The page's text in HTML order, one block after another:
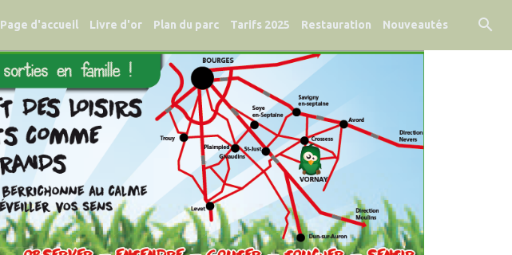
Page d'accueil Livre d'or Plan du parc Tarifs 2025 Restauration Nouveautés